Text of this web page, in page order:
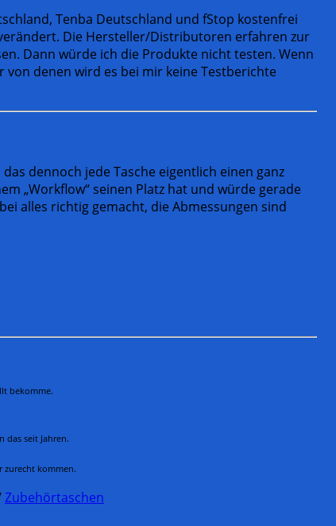
Tenba Deutschland und fStop kostenfrei
Die Hersteller/Distributoren erfahren zur
Dann würde ich die Produkte nicht testen. Wenn
denen wird es bei mir keine Testberichte
dennoch jede Tasche eigentlich einen ganz
„Workflow“ seinen Platz hat und würde gerade
alles richtig gemacht, die Abmessungen sind
bekomme.
das seit Jahren.
zurecht kommen.
Zubehörtaschen